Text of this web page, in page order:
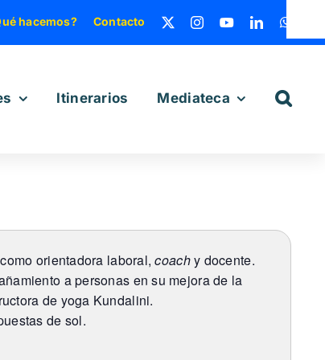
hacemos? Contacto
Itinerarios Mediateca
orientadora laboral,coachy docente.
a personas en su mejora de la
de yoga Kundalini.
de sol.